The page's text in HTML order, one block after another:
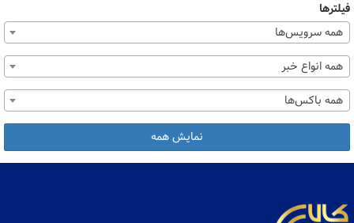
فیلترها
همه سرویس‌ها
همه انواع خبر
همه باکس‌ها
نمایش همه